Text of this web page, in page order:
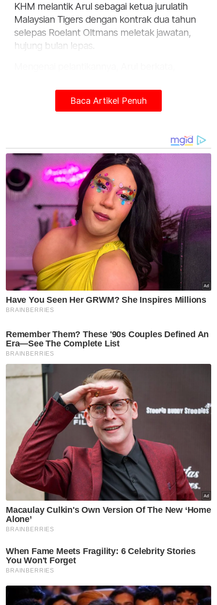
KHM melantik Arul sebagai ketua jurulatih
Malaysian Tigers dengan kontrak dua tahun
selepas Roelant Oltmans meletak jawatan,
hujung bulan lepas.
petunjuk prestasi utama (KPI) disebabkan
ketiadaan kejohanan ekoran penularan
“Saya akan buat perbincangan keseluruhan
berkaitan KPI yang akan ditetapkan dengan
KHM. Kejohanan Trofi Juara-juara Asia pada
pemain namun setakat ini tiada perbincangan
mengenai KPI saya.
“Saya tidak mahu letak tekanan ke atas
pemain disebabkan KPI saya, itu kurang
tepat. Mesej saya kepada pemain ialah KPI
adalah berorientasikan keputusan, saya lebih
kepada prestasi. Jika prestasi ada (bagus),
maka sudah pasti ada keputusan yang baik,”
katanya.
Artikel Berkaitan:
Skuad muda Malaysian Tigers asah taring di Eropah
Tiada isyarat bahawa pesawat hadapi masalah -
Ketua Polis Selangor
Naik ranking lonjak semangat Malaysian Tigers
Muat turun aplikasi Sinar Harian.
Arul Selvaraj
Baca Artikel Penuh